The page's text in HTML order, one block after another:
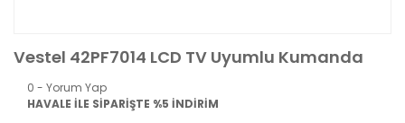
Vestel 42PF7014 LCD TV Uyumlu Kumanda
0 - Yorum Yap
HAVALE İLE SİPARİŞTE %5 İNDİRİM